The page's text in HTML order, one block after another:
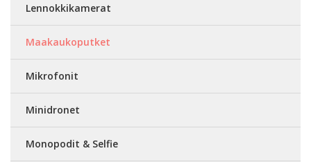
Lennokkikamerat
Maakaukoputket
Mikrofonit
Minidronet
Monopodit & Selfie